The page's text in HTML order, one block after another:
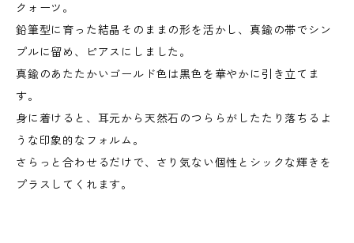
クォーツ。
鉛筆型に育った結晶そのままの形を活かし、真鍮の帯でシン
プルに留め、ピアスにしました。
真鍮のあたたかいゴールド色は黒色を華やかに引き立てま
す。
身に着けると、耳元から天然石のつららがしたたり落ちるよ
うな印象的なフォルム。
さらっと合わせるだけで、さり気ない個性とシックな輝きを
プラスしてくれます。